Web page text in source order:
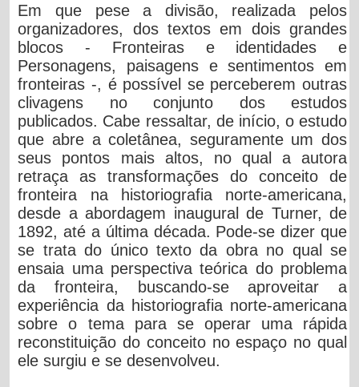
Em que pese a divisão, realizada pelos
organizadores, dos textos em dois grandes
blocos - Fronteiras e identidades e
Personagens, paisagens e sentimentos em
fronteiras -, é possível se perceberem outras
clivagens no conjunto dos estudos
publicados. Cabe ressaltar, de início, o estudo
que abre a coletânea, seguramente um dos
seus pontos mais altos, no qual a autora
retraça as transformações do conceito de
fronteira na historiografia norte-americana,
desde a abordagem inaugural de Turner, de
1892, até a última década. Pode-se dizer que
se trata do único texto da obra no qual se
ensaia uma perspectiva teórica do problema
da fronteira, buscando-se aproveitar a
experiência da historiografia norte-americana
sobre o tema para se operar uma rápida
reconstituição do conceito no espaço no qual
ele surgiu e se desenvolveu.